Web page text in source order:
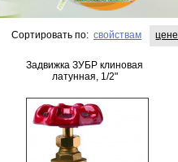
Сортировать по: свойствам цене
Задвижка ЗУБР клиновая
латунная, 1/2"